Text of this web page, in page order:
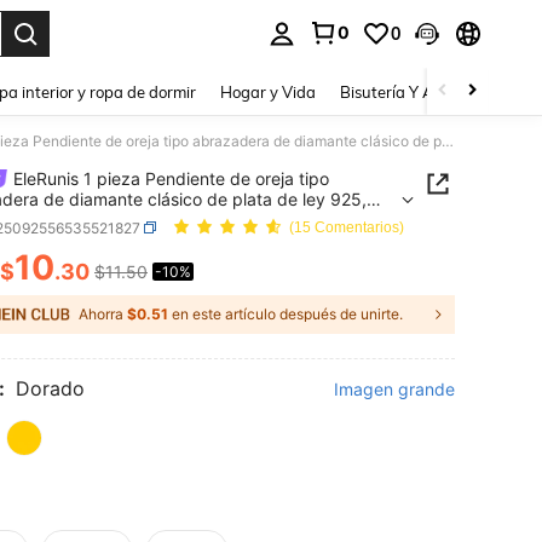
0 0
interior y ropa de dormir Hogar y Vida Bisutería Y Accesorios
EleRunis 1 pieza Pendiente de oreja tipo abrazadera de diamante clásico de plata de ley 925, disponible en 6/8/10 mm, tipo clip para cartílago, estilo envolvente, estilo relleno, pequeño y delicado, vibra bohemia de playa, moda minimalista, hecho a mano, bajo en alergias, regalo de joyería
EleRunis 1 pieza Pendiente de oreja tipo
de diamante clásico de plata de ley 925,
en 6/8/10 mm, tipo clip para cartílago, estilo
estilo relleno, pequeño y delicado, vibra
de playa, moda minimalista, hecho a mano,
alergias, regalo de joyería
(15 Comentarios)
AND AVAILABILITY
$10.30 $11.50 -10%
Ahorra $0.51 en este artículo después de unirte.
Dorado Imagen grande